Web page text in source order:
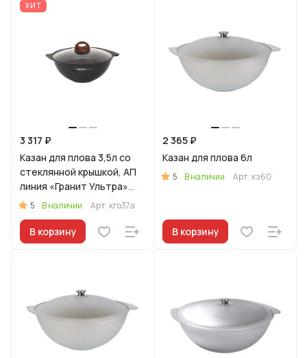
ХИТ
3 317 ₽
Казан для плова 3,5л со
стеклянной крышкой, АП
линия «Гранит Ультра»
(Оригинальный)
5 В наличии Арт. кго37а
В корзину
2 365 ₽
Казан для плова 6л
5 В наличии Арт. кз60
В корзину